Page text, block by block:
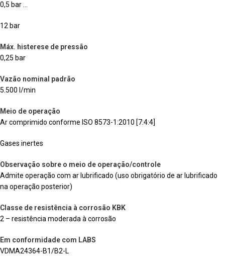
0,5 bar …
12 bar
Máx. histerese de pressão
0,25 bar
Vazão nominal padrão
5.500 l/min
Meio de operação
Ar comprimido conforme ISO 8573-1:2010 [7:4:4]
Gases inertes
Observação sobre o meio de operação/controle
Admite operação com ar lubrificado (uso obrigatório de ar lubrificado
na operação posterior)
Classe de resistência à corrosão KBK
2 – resistência moderada à corrosão
Em conformidade com LABS
VDMA24364-B1/B2-L